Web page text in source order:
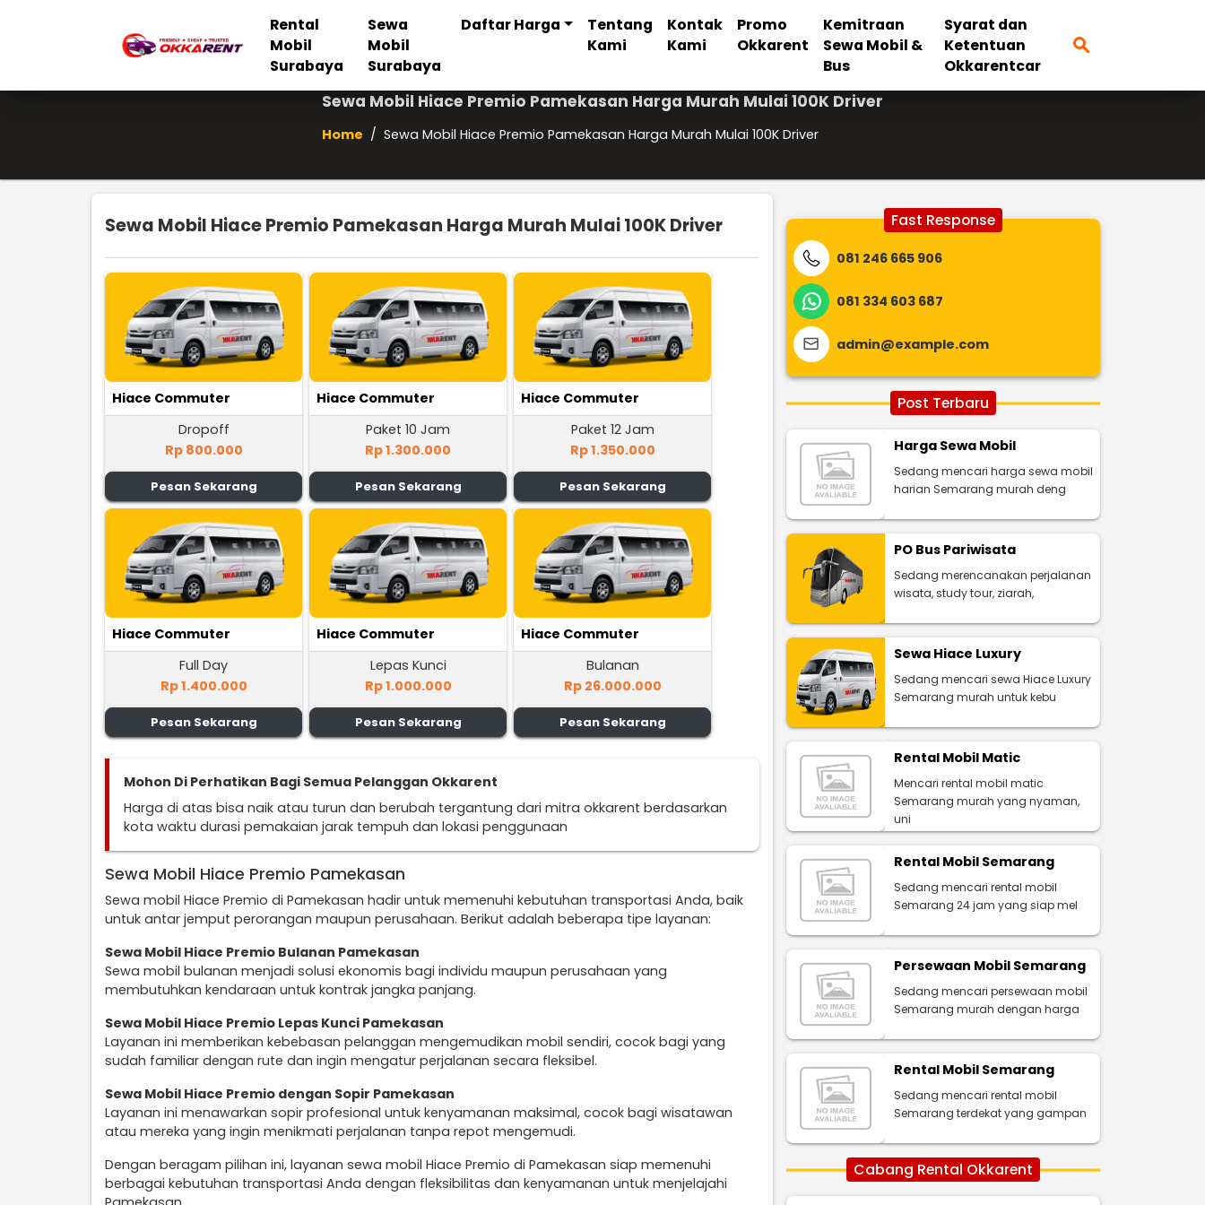
Rental
Mobil
Surabaya
Sewa
Mobil
Surabaya
Daftar Harga
Tentang
Kami
Kontak
Kami
Promo
Okkarent
Kemitraan
Sewa Mobil &
Bus
Syarat dan
Ketentuan
Okkarentcar
search
Sewa Mobil Hiace Premio Pamekasan Harga Murah Mulai 100K Driver
Home / Sewa Mobil Hiace Premio Pamekasan Harga Murah Mulai 100K Driver
Sewa Mobil Hiace Premio Pamekasan Harga Murah Mulai 100K Driver
Hiace Commuter
Dropoff
Rp 800.000
Pesan Sekarang
Hiace Commuter
Paket 10 Jam
Rp 1.300.000
Pesan Sekarang
Hiace Commuter
Paket 12 Jam
Rp 1.350.000
Pesan Sekarang
Hiace Commuter
Full Day
Rp 1.400.000
Pesan Sekarang
Hiace Commuter
Lepas Kunci
Rp 1.000.000
Pesan Sekarang
Hiace Commuter
Bulanan
Rp 26.000.000
Pesan Sekarang
Mohon Di Perhatikan Bagi Semua Pelanggan Okkarent
Harga di atas bisa naik atau turun dan berubah tergantung dari mitra okkarent berdasarkan
kota waktu durasi pemakaian jarak tempuh dan lokasi penggunaan
Sewa Mobil Hiace Premio Pamekasan
Sewa mobil Hiace Premio di Pamekasan hadir untuk memenuhi kebutuhan transportasi Anda, baik
untuk antar jemput perorangan maupun perusahaan. Berikut adalah beberapa tipe layanan:
Sewa Mobil Hiace Premio Bulanan Pamekasan
Sewa mobil bulanan menjadi solusi ekonomis bagi individu maupun perusahaan yang
membutuhkan kendaraan untuk kontrak jangka panjang.
Sewa Mobil Hiace Premio Lepas Kunci Pamekasan
Layanan ini memberikan kebebasan pelanggan mengemudikan mobil sendiri, cocok bagi yang
sudah familiar dengan rute dan ingin mengatur perjalanan secara fleksibel.
Sewa Mobil Hiace Premio dengan Sopir Pamekasan
Layanan ini menawarkan sopir profesional untuk kenyamanan maksimal, cocok bagi wisatawan
atau mereka yang ingin menikmati perjalanan tanpa repot mengemudi.
Dengan beragam pilihan ini, layanan sewa mobil Hiace Premio di Pamekasan siap memenuhi
berbagai kebutuhan transportasi Anda dengan fleksibilitas dan kenyamanan untuk menjelajahi
Fast Response
081 246 665 906
081 334 603 687
admin@example.com
Post Terbaru
Harga Sewa Mobil
Sedang mencari harga sewa mobil
harian Semarang murah deng
PO Bus Pariwisata
Sedang merencanakan perjalanan
wisata, study tour, ziarah,
Sewa Hiace Luxury
Sedang mencari sewa Hiace Luxury
Semarang murah untuk kebu
Rental Mobil Matic
Mencari rental mobil matic
Semarang murah yang nyaman,
uni
Rental Mobil Semarang
Sedang mencari rental mobil
Semarang 24 jam yang siap mel
Persewaan Mobil Semarang
Sedang mencari persewaan mobil
Semarang murah dengan harga
Rental Mobil Semarang
Sedang mencari rental mobil
Semarang terdekat yang gampan
Cabang Rental Okkarent